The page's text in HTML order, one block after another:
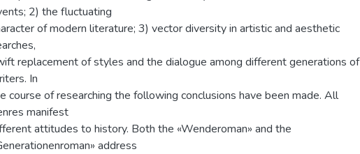
2) the fluctuating
of modern literature; 3) vector diversity in artistic and aesthetic
replacement of styles and the dialogue among different generations of
In
course of researching the following conclusions have been made. All
manifest
attitudes to history. Both the «Wenderoman» and the
address